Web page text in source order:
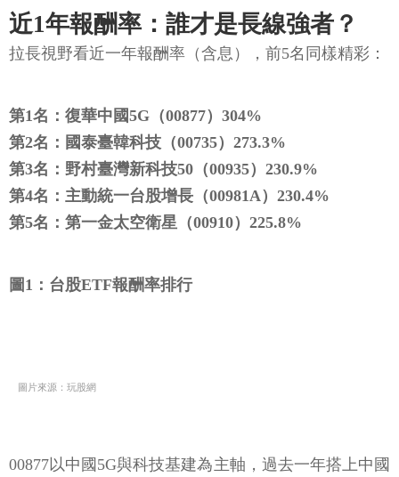
近1年報酬率：誰才是長線強者？
拉長視野看近一年報酬率（含息），前5名同樣精彩：
第1名：復華中國5G（00877）304%
第2名：國泰臺韓科技（00735）273.3%
第3名：野村臺灣新科技50（00935）230.9%
第4名：主動統一台股增長（00981A）230.4%
第5名：第一金太空衛星（00910）225.8%
圖1：台股ETF報酬率排行
圖片來源：玩股網
00877以中國5G與科技基建為主軸，過去一年搭上中國